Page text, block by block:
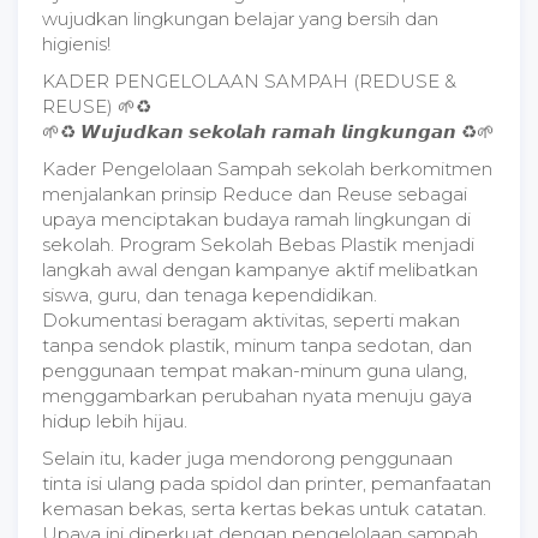
wujudkan lingkungan belajar yang bersih dan
higienis!
KADER PENGELOLAAN SAMPAH (REDUSE &
REUSE) 🌱♻
🌱♻ 𝙒𝙪𝙟𝙪𝙙𝙠𝙖𝙣 𝙨𝙚𝙠𝙤𝙡𝙖𝙝 𝙧𝙖𝙢𝙖𝙝 𝙡𝙞𝙣𝙜𝙠𝙪𝙣𝙜𝙖𝙣 ♻🌱
Kader Pengelolaan Sampah sekolah berkomitmen
menjalankan prinsip Reduce dan Reuse sebagai
upaya menciptakan budaya ramah lingkungan di
sekolah. Program Sekolah Bebas Plastik menjadi
langkah awal dengan kampanye aktif melibatkan
siswa, guru, dan tenaga kependidikan.
Dokumentasi beragam aktivitas, seperti makan
tanpa sendok plastik, minum tanpa sedotan, dan
penggunaan tempat makan-minum guna ulang,
menggambarkan perubahan nyata menuju gaya
hidup lebih hijau.
Selain itu, kader juga mendorong penggunaan
tinta isi ulang pada spidol dan printer, pemanfaatan
kemasan bekas, serta kertas bekas untuk catatan.